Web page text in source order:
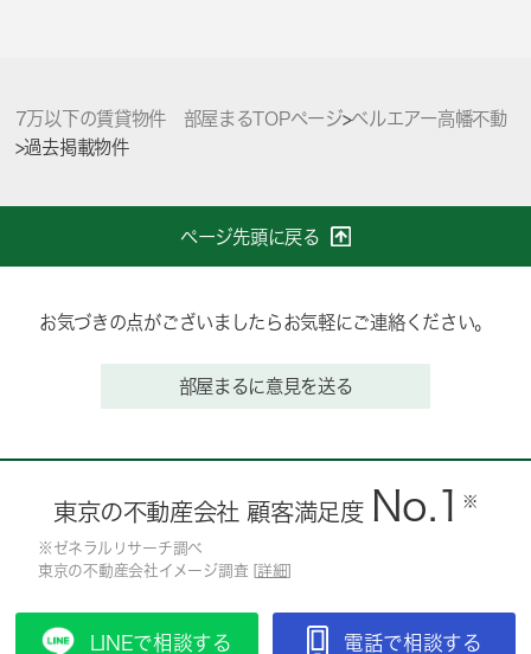
7万以下の賃貸物件 部屋まるTOPページ>ベルエアー高幡不動
>過去掲載物件
ページ先頭に戻る
お気づきの点がございましたらお気軽にご連絡ください。
部屋まるに意見を送る
東京の不動産会社 顧客満足度 No.1 ※
※ゼネラルリサーチ調べ
東京の不動産会社イメージ調査 [ 詳細
LINEで相談する 電話で相談する